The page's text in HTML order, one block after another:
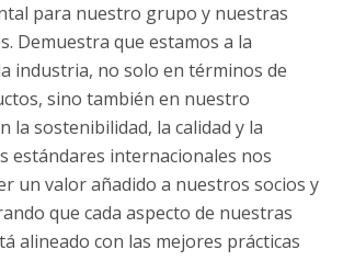
para nuestro grupo y nuestras
Demuestra que estamos a la
industria, no solo en términos de
sino también en nuestro
la sostenibilidad, la calidad y la
estándares internacionales nos
un valor añadido a nuestros socios y
que cada aspecto de nuestras
alineado con las mejores prácticas